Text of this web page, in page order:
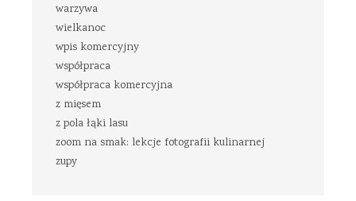
warzywa
wielkanoc
wpis komercyjny
współpraca
współpraca komercyjna
z mięsem
z pola łąki lasu
zoom na smak: lekcje fotografii kulinarnej
zupy